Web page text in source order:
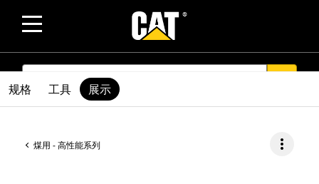
SEARCH
煤用 - 高性能系列 more_vert
规格 工具 展示